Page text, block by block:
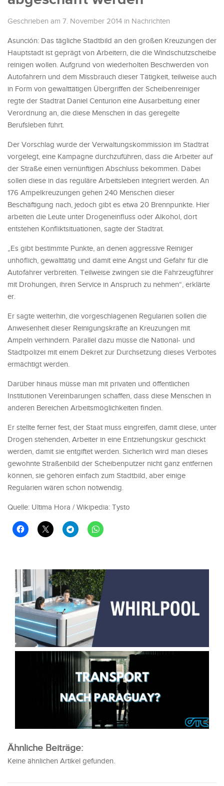
Geschrieben am 7. November 2014 in Nachrichten
Asunción: Das tägliche Stadtbild an den großen Kreuzungen der
Hauptstadt ist geprägt von Arbeitern, die die Windschutzscheibe
reinigen wollen. Aufgrund von wiederholten Beschwerden von
Autofahrern und dem Missbrauch dieser Tätigkeit, teilweise auch
in Form von gewalttätigen Übergriffen der Scheibenreiniger
regte der Stadtrat Daniel Centurion eine Ausarbeitung einer
Verordnung an, die diese Menschen in das geregelte
Berufsleben führt.
Der Vorschlag wurde der Verwaltungskommission im Stadtrat
vorgelegt, eine Kampagne durchzuführen, dass die Arbeiter auf
der Straße einen vernünftigen Abschluss bekommen. Dabei
sollen diese in das reguläre Arbeitsleben integriert werden. An
176 Ampelkreuzungen gehen 240 Menschen dieser
Beschäftigung nach, jedoch gibt es etwa 20 Brennpunkte. Hier
arbeiten die Leute unter Drogeneinfluss oder Alkohol, dort
entstehen Konfliktsituationen, sagte der Stadtrat.
„Es gibt bestimmte Punkte, an denen aggressive Reiniger
unhöflich, gewalttätig und damit eine Angst und Gefahr für die
Autofahrer verbreiten. Teilweise zwingen sie die Fahrzeugführer
mit Drohungen, ihren Service in Anspruch zu nehmen“, erklärte
er.
Er sagte weiterhin, die vorgeschlagenen Regularien sollen die
Anwesenheit dieser Reinigungskräfte an Kreuzungen mit
Ampeln verhindern. Parallel dazu müsse die National- und
Stadtpolizei mit einem Dekret zur Durchsetzung dieses Verbotes
ermächtigt werden.
Darüber hinaus müsse man mit privaten und öffentlichen
Institutionen Vereinbarungen schaffen, dass diese Menschen in
anderen Bereichen Arbeitsmöglichkeiten finden.
Er stellte ferner fest, der Staat muss eingreifen, damit diese, unter
Drogen stehenden, Arbeiter in eine Entziehungskur geschickt
werden, damit sie entgiftet werden. Sicherlich wird man dieses
gewohnte Straßenbild der Scheibenputzer nicht ganz entfernen
können, sie gehören einfach zum Stadtbild, aber einige
Regularien wären schon notwendig.
Quelle: Ultima Hora / Wikipedia: Tysto
Ähnliche Beiträge:
Keine ähnlichen Artikel gefunden.